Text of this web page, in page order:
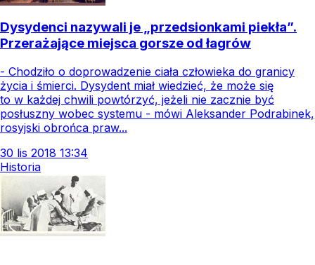
Dysydenci nazywali je „przedsionkami piekła”.
Przerażające miejsca gorsze od łagrów
- Chodziło o doprowadzenie ciała człowieka do granicy
życia i śmierci. Dysydent miał wiedzieć, że może się
to w każdej chwili powtórzyć, jeżeli nie zacznie być
posłuszny wobec systemu - mówi Aleksander Podrabinek,
rosyjski obrońca praw...
30 lis 2018 13:34
Historia